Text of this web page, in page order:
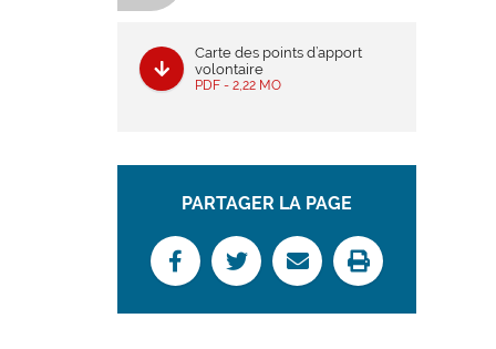
Carte des points d’apport
volontaire
PDF - 2,22 MO
PARTAGER LA PAGE